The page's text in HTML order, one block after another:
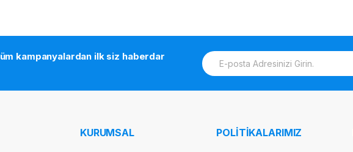
kampanyalardan ilk siz haberdar
E
m
i
KURUMSAL POLİTİKALARIMIZ